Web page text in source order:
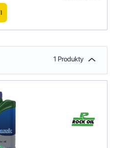
1 Produkty